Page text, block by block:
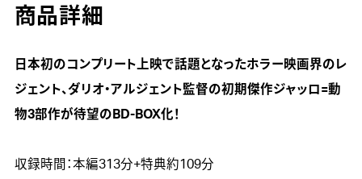
商品詳細
日本初のコンプリート上映で話題となったホラー映画界のレ
ジェント、ダリオ・アルジェント監督の初期傑作ジャッロ=動
物3部作が待望のBD-BOX化！
収録時間：本編313分+特典約109分